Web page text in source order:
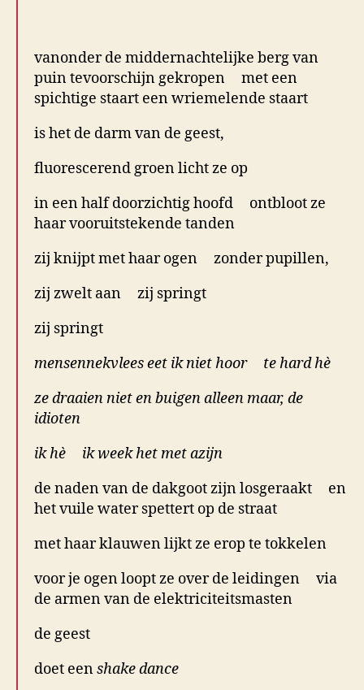
vanonder de middernachtelijke berg van
puin tevoorschijn gekropen met een
spichtige staart een wriemelende staart
is het de darm van de geest,
fluorescerend groen licht ze op
in een half doorzichtig hoofd ontbloot ze
haar vooruitstekende tanden
zij knijpt met haar ogen zonder pupillen,
zij zwelt aan zij springt
zij springt
mensennekvlees eet ik niet hoor te hard hè
ze draaien niet en buigen alleen maar, de
idioten
ik hè ik week het met azijn
de naden van de dakgoot zijn losgeraakt en
het vuile water spettert op de straat
met haar klauwen lijkt ze erop te tokkelen
voor je ogen loopt ze over de leidingen via
de armen van de elektriciteitsmasten
de geest
doet eenshake dance